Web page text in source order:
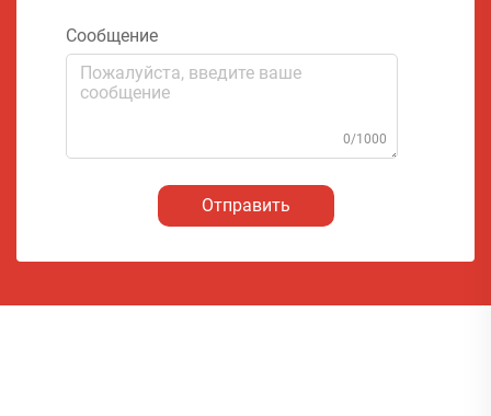
Сообщение
0/1000
Отправить